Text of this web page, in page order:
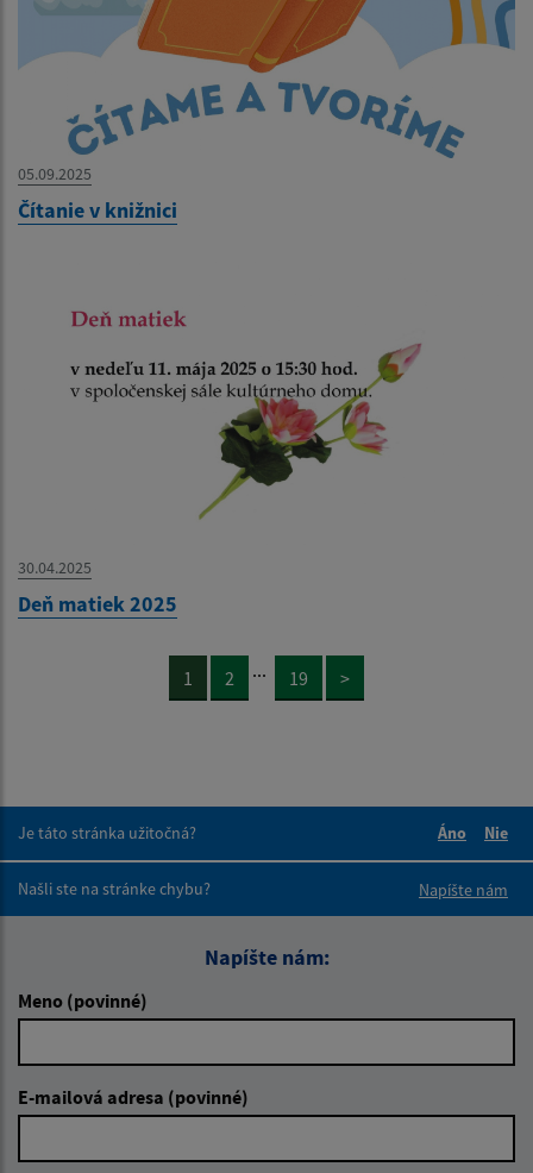
05.09.2025
Čítanie v knižnici
30.04.2025
Deň matiek 2025
1 2 ... 19 >
Je táto stránka užitočná?
Áno
Nie
Našli ste na stránke chybu?
Napíšte nám
Napíšte nám:
Meno (povinné)
E-mailová adresa (povinné)